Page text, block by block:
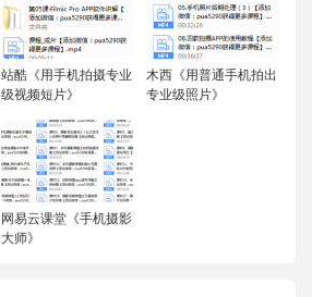
站酷《用手机拍摄专业
级视频短片》
木西《用普通手机拍出
专业级照片》
网易云课堂《手机摄影
大师》